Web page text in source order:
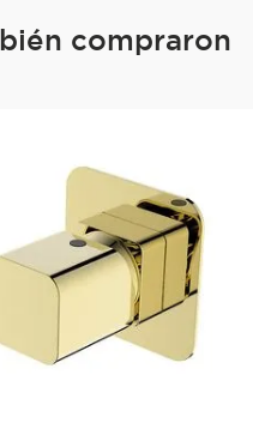
compraron